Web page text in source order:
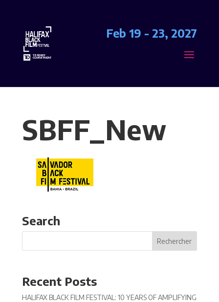
Feb 19 - 23, 2027
SBFF_New
Search
Recent Posts
HALIFAX BLACK FILM FESTIVAL: 10 YEARS OF AMPLIFYING